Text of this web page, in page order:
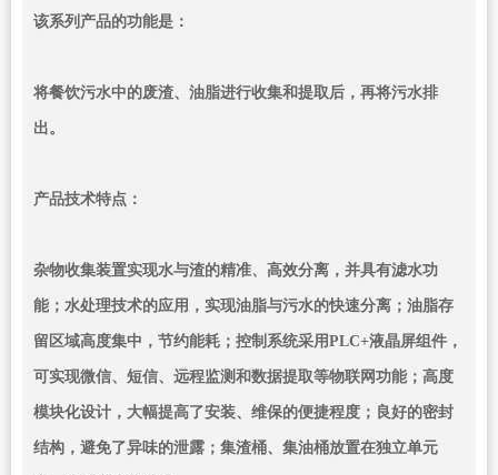
​​​​​​​该系列产品的功能是：
将餐饮污水中的废渣、油脂进行收集和提取后，再将污水排
出。
产品技术特点：
杂物收集装置实现水与渣的精准、高效分离，并具有滤水功
能；水处理技术的应用，实现油脂与污水的快速分离；油脂存
留区域高度集中，节约能耗；控制系统采用PLC+液晶屏组件，
可实现微信、短信、远程监测和数据提取等物联网功能；高度
模块化设计，大幅提高了安装、维保的便捷程度；良好的密封
结构，避免了异味的泄露；集渣桶、集油桶放置在独立单元